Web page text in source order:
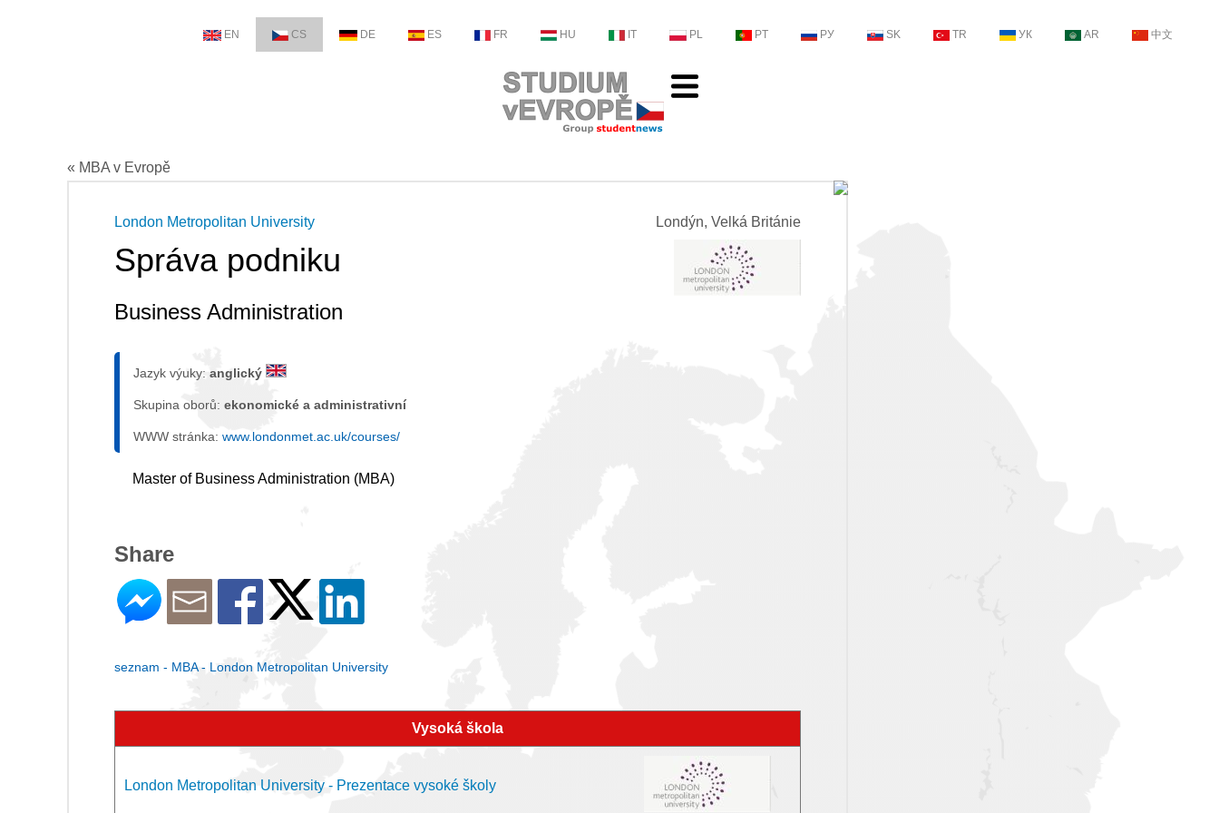
EN CS DE ES FR HU IT PL PT РУ SK TR УК AR 中文
« MBA v Evropě
Londýn, Velká Británie
London Metropolitan University
Správa podniku
Business Administration
Jazyk výuky: anglický
Skupina oborů: ekonomické a administrativní
WWW stránka: www.londonmet.ac.uk/courses/
Master of Business Administration (MBA)
Share
seznam - MBA - London Metropolitan University
Vysoká škola
London Metropolitan University - Prezentace vysoké školy